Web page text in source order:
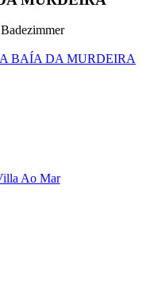
BAÍA DA MURDEIRA
Ao Mar